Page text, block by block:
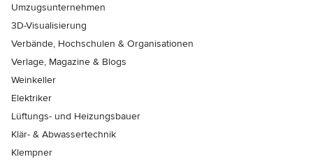
Umzugsunternehmen
3D-Visualisierung
Verbände, Hochschulen & Organisationen
Verlage, Magazine & Blogs
Weinkeller
Elektriker
Lüftungs- und Heizungsbauer
Klär- & Abwassertechnik
Klempner